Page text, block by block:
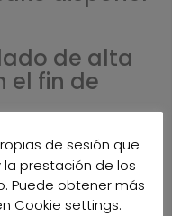
de alta
el fin de
de tus
en
de sesión que
prestación de los
Puede obtener más
Cookie settings.